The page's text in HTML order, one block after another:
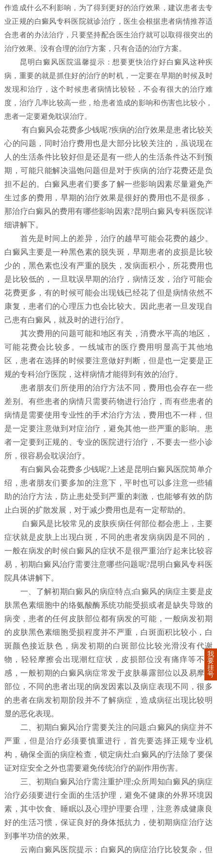
作造成什么不利影响，为了得到更好的治疗效果，建议患者去专
业正规的白癜风专科医院就诊治疗，医生会根据患者病情推荐适
合患者的办法治疗，只要坚持配合医生治疗就可以取得很突出的
治疗效果。没有合理的治疗方案，只有合适的治疗方案。
昆明白癜风医院温馨提示：想要更快治疗好白癜风这种疾
病，重要的就是抓住好的治疗的时机，一定要在早期的时候及时
发现和治疗，这个时候患者病情比较轻，不会有很大的治疗难
度，治疗几率比较高一些，给患者造成的影响和伤害也比较小，
患者一定要避免耽误治疗。
有白癜风会花费多少钱呢?疾病的治疗效果是患者比较关
心的问题，同时治疗费用也是大部分比较关注的，虽说现在
人的生活条件比较好但是还是有一些人的生活条件达不到预
期，可能只能解决温饱问题但是对于疾病的治疗花费还是负
担不起的。白癜风患者们要多了解一些影响因素尽量避免产
生过多的费用，早期的治疗效果是很好的费用也不是很多，
那治疗白癜风的费用有哪些影响因素?昆明白癜风专科医院详
细讲解下。
首先是时间上的差异，治疗的越早可能会花费的越少。
白癜风主要是一种黑色素的脱失斑，早期患者的皮损是比较
少的，黑色素也没有严重的脱失，发病面积小，所花费用也
是比较低的，一旦耽误早期的治疗，病情泛发，治疗可能会
花费更多，有的时候可能会出现钱已经花了但是病情依然不
康复，患者们的心理压力也会比较大。因此患者一旦发现自
己患有白癜风，就及时的进行治疗。
其次费用的问题可能和地区有关，消费水平高的地区，
可能花费会比较多。一线城市的医疗费用明显高于其他地
区，患者在选择的时候要注意做好判断，但是也一定要是正
规的专科治疗医院，这样病情才能得到有效的治疗。
患者朋友们所使用的治疗方法不同，费用也会存在一些
差别。有些患者的病情只需要药物进行治疗，而有些患者的
病情是需要使用专业性的手术治疗方法，费用也不一样，但
是一定要注意做到对症治疗，避免其他一些严重的影响。患
者一定要到正规的、专业的医院进行治疗，不要去一些小诊
所，很容易会耽误治疗。
有白癜风会花费多少钱呢?上述是昆明白癜风医院简单介
绍，患者朋友们要多加的注意下，平时也可以多注意一些辅
助的治疗方法，防止患处受到严重的刺激，也能够有效的防
止白斑的扩散发展，对于减少费用也是有一定帮助的。
白癜风是比较常见的皮肤疾病任何部位都会患上，主要
症状就是皮肤上出现白斑，不同的患者发病病因是不同的，
一般在病发的时候白癜风的症状不是很严重治疗起来比较容
易，初期白癜风治疗需要注意哪些问题呢?昆明白癜风专科医
院具体讲解下。
一、了解初期白癜风的病症特点;白癜风的病症主要是皮
肤黑色素细胞中的络氨酸酶系统功能受损或者是缺失导致的
病变，患者的任何皮肤部位都有病发的可能，一般病发初期
的皮肤黑色素细胞受损程度并不严重，白斑面积比较小，白
斑颜色接近肤色，病发初期的白斑部位比较光滑没有代谢
物，轻轻摩擦会出现潮红症状，皮损部位没有痛痒等不适
感，一般初期的白癜风病症常发于皮肤暴露部位以及易摩擦
部位，不同的患者出现的病发因素以及病症表现不同，很多
的患者在病发初期阶段并不了解病症，造成病征出现比较明
显的恶化表现。
二、初期白癜风治疗需要关注的问题;白癜风的病症并不
严重，但是治疗必须要慎重进行，首先要选择正规专业机
构，确保全面的病症检查，锁定病灶;白癜风的疗法除了要保
证对症安全之外也需要避免传统治疗的副作用伤害。
三、初期白癜风治疗需注重护理;众所周知白癜风的病症
治疗必须要进行全面的生活护理，避免不健康的外界环境因
素，其中饮食、睡眠以及心理护理要合理，注意养成健康良
好的生活习惯，保证良好的身体抵抗力，使初期病症治疗达
到事半功倍的效果。
云南白癜风医院提示：白癜风的病症治疗比较复杂，但
我
要
挂
号